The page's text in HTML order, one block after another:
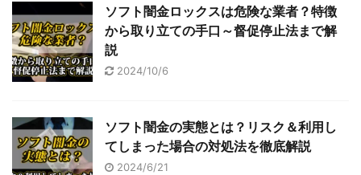
ソフト闇金ロックスは危険な業者？特徴
から取り立ての手口～督促停止法まで解
説
2024/10/6
ソフト闇金の実態とは？リスク＆利用し
てしまった場合の対処法を徹底解説
2024/6/21